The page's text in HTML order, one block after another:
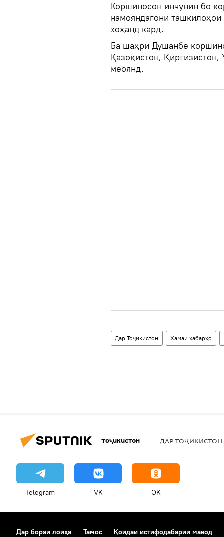
Коршиносон инчунин бо
намояндагони
хоҳанд кард.
Ба шаҳри Душанбе
Қазоқистон, Қирғизистон,
меоянд.
Дар Тоҷикистон Ҳамаи хабарҳо
Тоҷикистон ДАР ТОҶИКИСТОН
Telegram VK OK
Дар бораи лоиҳа Тамос Қоидаи истифодабарии мавод